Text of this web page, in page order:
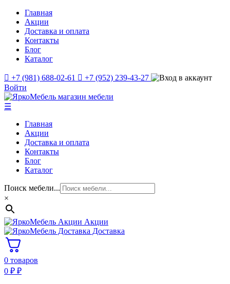
Главная
Акции
Доставка и оплата
Контакты
Блог
Каталог
+7 (981) 688-02-61
+7 (952) 239-43-27
Войти
☰
Главная
Акции
Доставка и оплата
Контакты
Блог
Каталог
Поиск мебели...
×
Акции
Доставка
0 товаров
0 ₽ ₽